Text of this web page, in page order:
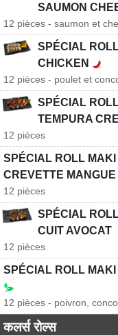
SAUMON
12 pièces - saumon et
SPÉCIAL
CHICKEN
12 pièces - poulet et
SPÉCIAL
TEMPURA
12 pièces
SPÉCIAL ROLL
CREVETTE MANGUE
12 pièces
SPÉCIAL
CUIT AVOCAT
12 pièces
SPÉCIAL ROLL MAKI
12 pièces - poivron,
कलर्स रोल्स